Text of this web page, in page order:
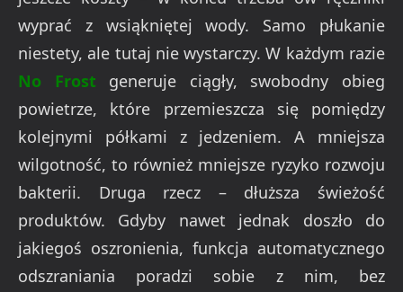
wyprać z wsiąkniętej wody. Samo płukanie
niestety, ale tutaj nie wystarczy. W każdym razie
No Frost generuje ciągły, swobodny obieg
powietrze, które przemieszcza się pomiędzy
kolejnymi półkami z jedzeniem. A mniejsza
wilgotność, to również mniejsze ryzyko rozwoju
bakterii. Druga rzecz – dłuższa świeżość
produktów. Gdyby nawet jednak doszło do
jakiegoś oszronienia, funkcja automatycznego
odszraniania poradzi sobie z nim, bez